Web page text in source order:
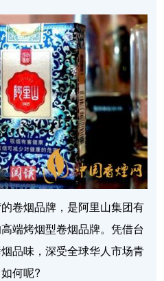
卷烟品牌，是阿里山集团有
端烤烟型卷烟品牌。凭借台
品味，深受全球华人市场青
何呢?